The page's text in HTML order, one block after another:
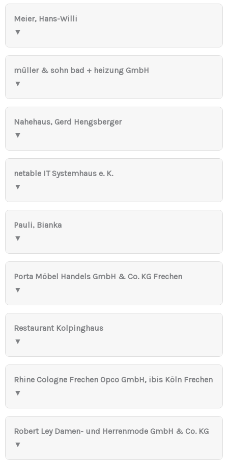
Meier, Hans-Willi
▼
müller & sohn bad + heizung GmbH
▼
Nahehaus, Gerd Hengsberger
▼
netable IT Systemhaus e. K.
▼
Pauli, Bianka
▼
Porta Möbel Handels GmbH & Co. KG Frechen
▼
Restaurant Kolpinghaus
▼
Rhine Cologne Frechen Opco GmbH, ibis Köln Frechen
▼
Robert Ley Damen- und Herrenmode GmbH & Co. KG
▼